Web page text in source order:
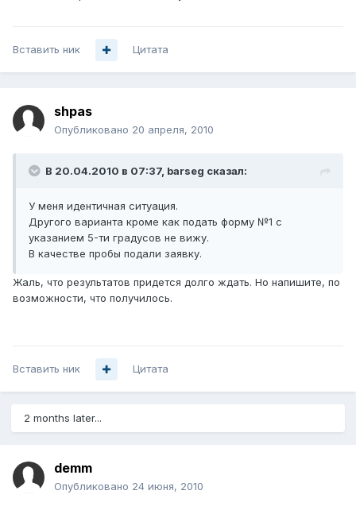
Вставить ник Цитата
shpas
Опубликовано 20 апреля, 2010
В 20.04.2010 в 07:37, barseg сказал:
У меня идентичная ситуация.
Другого варианта кроме как подать форму №1 с
указанием 5-ти градусов не вижу.
В качестве пробы подали заявку.
Жаль, что результатов придется долго ждать. Но напишите, по
возможности, что получилось.
Вставить ник Цитата
2 months later...
demm
Опубликовано 24 июня, 2010